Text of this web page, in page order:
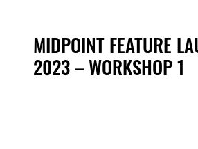
MIDPOINT FEATURE
2023 – WORKSHOP 1